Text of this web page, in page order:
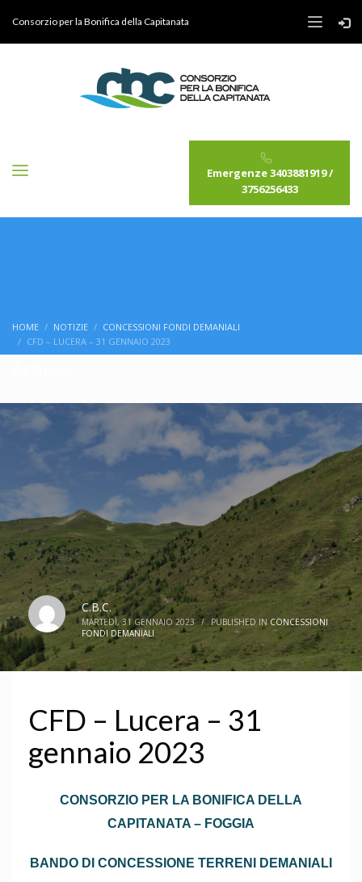
Consorzio per la Bonifica della Capitanata
Emergenze 3403881919 /
3756256433
HOME NOTIZIE
CONCESSIONI FONDI DEMANIALI
CFD – LUCERA – 31 GENNAIO 2023
C.B.C.
MARTEDÌ, 31 GENNAIO 2023 / PUBLISHED IN CONCESSIONI
FONDI DEMANIALI
CFD – Lucera – 31
gennaio 2023
CONSORZIO PER LA BONIFICA DELLA
CAPITANATA – FOGGIA
BANDO DI CONCESSIONE TERRENI DEMANIALI